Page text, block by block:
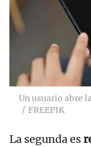
Un usuario abre
FREEPIK
La segunda es